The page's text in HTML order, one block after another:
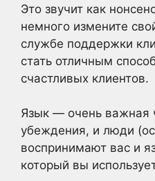
Это звучит как
немного измените
службе поддержки
стать отличным
счастливых клиентов.
Язык — очень важная
убеждения, и люди
воспринимают вас и
который вы